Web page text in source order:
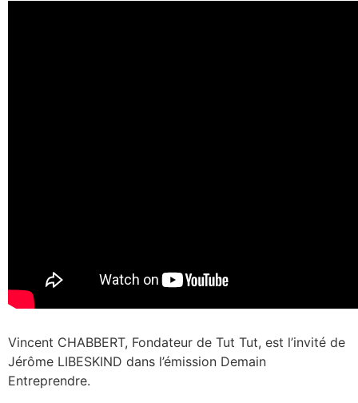
Vincent CHABBERT, Fondateur de Tut Tut, est l’invité de
Jérôme LIBESKIND dans l’émission Demain
Entreprendre.